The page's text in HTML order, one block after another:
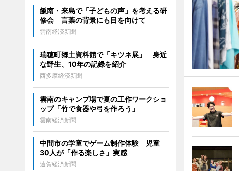
飯南・来島で「子どもの声」を考える研
修会 言葉の背景にも目を向けて
雲南経済新聞
瑞穂町郷土資料館で「キツネ展」 身近
な野生、10年の記録を紹介
西多摩経済新聞
雲南のキャンプ場で夏の工作ワークショ
ップ「竹で食器や弓を作ろう」
雲南経済新聞
中間市の学童でゲーム制作体験 児童
30人が「作る楽しさ」実感
遠賀経済新聞